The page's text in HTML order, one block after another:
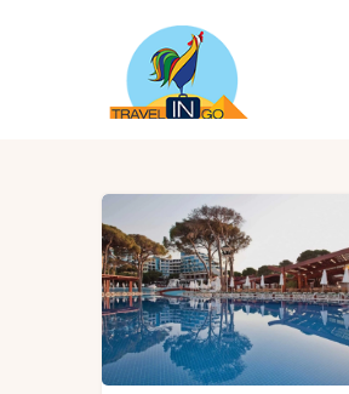
Egzotične
Evropske
Srbija
Zima 2024.
Kontakt